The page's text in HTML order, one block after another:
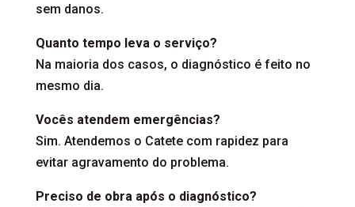
sem danos.
Quanto tempo leva o serviço?
Na maioria dos casos, o diagnóstico é feito no
mesmo dia.
Vocês atendem emergências?
Sim. Atendemos o Catete com rapidez para
evitar agravamento do problema.
Preciso de obra após o diagnóstico?